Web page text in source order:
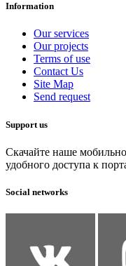
Information
Our services
Our projects
Terms of use
Contact Us
Site Map
Send request
Support us
Скачайте наше
удобного доступа к
Social networks